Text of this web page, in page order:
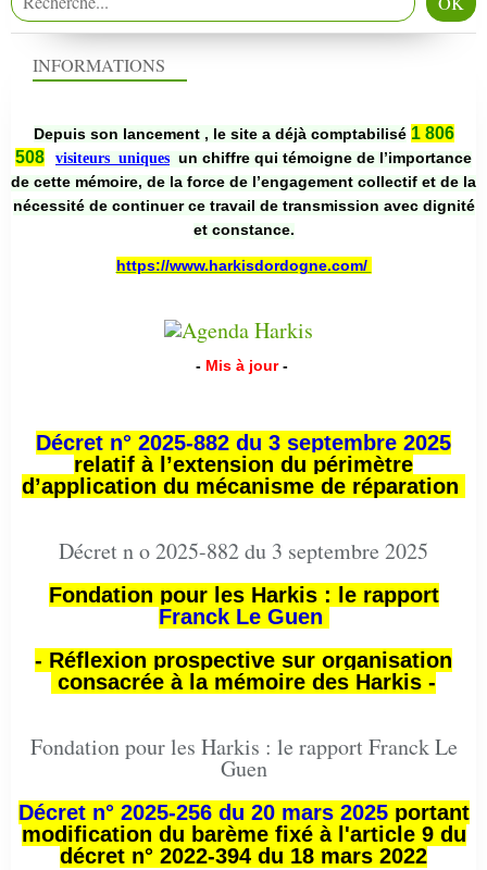
INFORMATIONS
Depuis son lancement , le site a déjà comptabilisé 1 806
508
visiteurs uniques un chiffre qui témoigne de l’importance
de cette mémoire, de la force de l’engagement collectif et de la
nécessité de continuer ce travail de transmission avec dignité
et constance.
https://www.harkisdordogne.com/
- Mis à jour -
Décret n° 2025-882 du 3 septembre 2025
relatif à l’extension du périmètre
d’application du mécanisme de réparation
Décret n o 2025-882 du 3 septembre 2025
Fondation pour les Harkis : le rapport
Franck Le Guen
- Réflexion prospective sur organisation
consacrée à la mémoire des Harkis -
Fondation pour les Harkis : le rapport Franck Le
Guen
Décret n° 2025-256 du 20 mars 2025portant
modification du barème fixé à l'article 9 du
décret n° 2022-394 du 18 mars 2022